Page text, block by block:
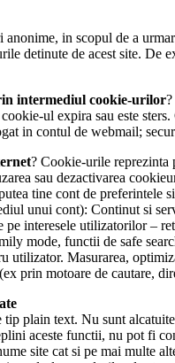
in scopul de a
detinute de acest site. De
intermediul cookie-urilor
ul expira sau este
in contul de webmail;
? Cookie-urile reprezinta
sau dezactivarea
tine cont de
unui cont): Continut si
pe interesele utilizatorilor –
mode, functii de safe
utilizator. Masurarea,
prin motoare de cautare,
plain text. Nu sunt
aceste functii, nu pot fi
site cat si pe mai multe